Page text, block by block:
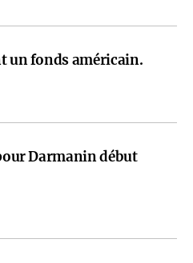
un fonds américain.
Darmanin début